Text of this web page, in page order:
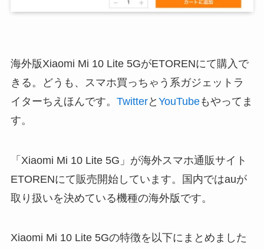
海外版Xiaomi Mi 10 Lite 5GがETORENにて購入で
きる。どうも、スマホ買っちゃう系ガジェットラ
イターちえほんです。 Twitterと YouTubeもやってま
す。
「Xiaomi Mi 10 Lite 5G」が海外スマホ通販サイト
ETORENにて販売開始しています。国内ではauが
取り扱いを決めている機種の海外版です。
Xiaomi Mi 10 Lite 5Gの特徴を以下にまとめました